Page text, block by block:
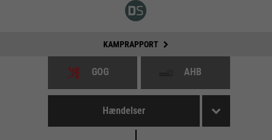
KAMPRAPPORT
GOG AHB
Hændelser